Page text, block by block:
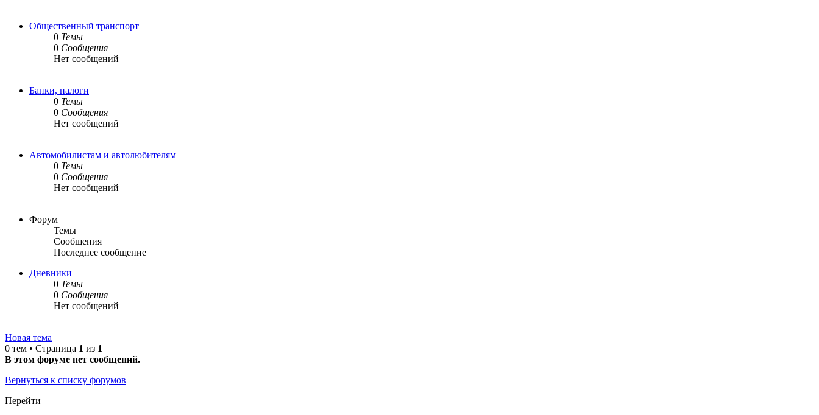
Общественный транспорт
0 Темы
0 Сообщения
Нет сообщений
Банки, налоги
0 Темы
0 Сообщения
Нет сообщений
Автомобилистам и автолюбителям
0 Темы
0 Сообщения
Нет сообщений
Форум
Темы
Сообщения
Последнее сообщение
Дневники
0 Темы
0 Сообщения
Нет сообщений
Новая тема
0 тем • Страница 1 из 1
В этом форуме нет сообщений.
Вернуться к списку форумов
Перейти